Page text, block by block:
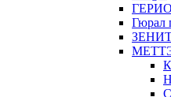
Гюрал
ЗЕНИТ